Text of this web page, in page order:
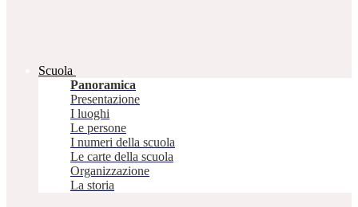
Scuola
Panoramica
Presentazione
I luoghi
Le persone
I numeri della scuola
Le carte della scuola
Organizzazione
La storia